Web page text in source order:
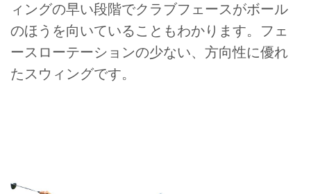
ィングの早い段階でクラブフェースがボール
のほうを向いていることもわかります。フェ
ースローテーションの少ない、方向性に優れ
たスウィングです。